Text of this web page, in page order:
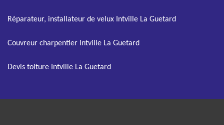
Réparateur, installateur de velux Intville La Guetard
Couvreur charpentier Intville La Guetard
Devis toiture Intville La Guetard